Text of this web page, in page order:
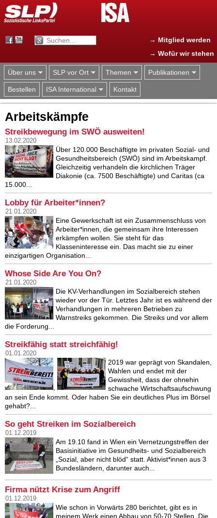
Jump to navigation
→ Mitglied werden
→ Wofür wir stehen
Über uns SLP vor Ort Themen Publikationen
Bestellen ISA International Kontakt
Arbeitskämpfe
Streikbewegung im SWÖ ausweiten!
13.02.2020
Über 120.000 Beschäftigte im privaten Sozial- und
Gesundheitsbereich (SWÖ) sind im Arbeitskampf.
Gleichzeitig verhandeln die kirchlichen Träger
Diakonie (ca. 7500 Beschäftigte) und Caritas (ca
15.000...
Lobby für Arbeiter*innen?
21.01.2020
Eine Gewerkschaft ist ein Zusammenschluss von
Arbeiter*innen, die gemeinsam ihre Interessen
erkämpfen wollen. Sie steht für das
Klasseninteresse ein. Das macht sie zu einer
einzigartigen Organisation...
Whose Side Are You On?
21.01.2020
Die KV-Verhandlungen im Sozialbereich stehen
wieder vor der Tür. Letztes Jahr ist es während der
Verhandlungen in mehreren Betrieben zu
Warnstreiks gekommen. Die Streiks und vor allem
die Forderung...
Streikfähig statt streichfähig!
01.01.2020
,
2019 war geprägt von Skandalen,
Wahlen und endet mit der
Gewissheit, dass der ohnehin
schwache Wirtschaftsaufschwung
an sein Ende kommt. Oder haben Sie ein deutliches Plus im Börsel
gehabt?...
So geht Streiken im Sozialbereich
01.12.2019
Am 19.10 fand in Wien ein Vernetzungstreffen der
Basisinitiative im Gesundheits- und Sozialbereich
„Sozial, aber nicht blöd“ statt. Aktivist*innen aus 3
Bundesländern, darunter auch...
Firma nützt Krise zum Angriff
01.12.2019
Wie schon in Vorwärts 280 berichtet, gibt es in
meinem Werk einen Abbau von 50-70 Stellen. Die